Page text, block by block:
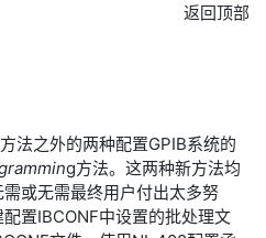
返回顶部
法之外的两种配置GPIB系统的
g方法。这两种新方法均
或无需最终用户付出太多努
置IBCONF中设置的批处理文